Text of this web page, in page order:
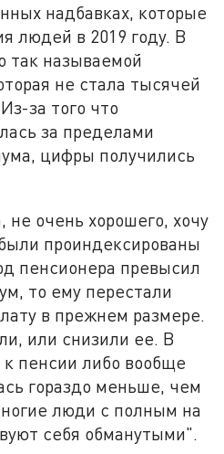
надбавках, которые
людей в 2019 году. В
так называемой
не стала тысячей
за того что
за пределами
цифры получились
не очень хорошего, хочу
проиндексированы
пенсионера превысил
то ему перестали
в прежнем размере.
или снизили ее. В
к пенсии либо вообще
гораздо меньше, чем
люди с полным на
себя обманутыми".